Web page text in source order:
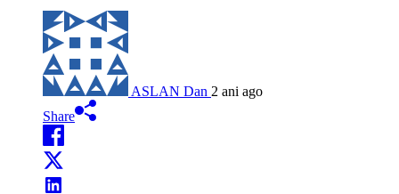
ASLAN Dan 2 ani ago
Share